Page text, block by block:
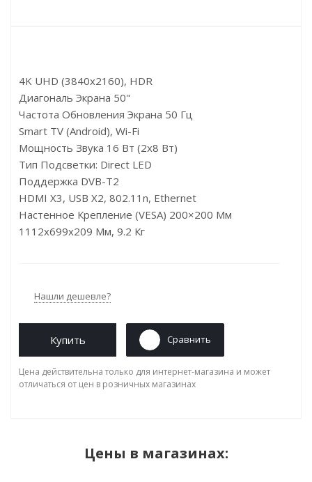
4K UHD (3840x2160), HDR
Диагональ Экрана 50"
Частота Обновления Экрана 50 Гц
Smart TV (Android), Wi-Fi
Мощность Звука 16 Вт (2x8 Вт)
Тип Подсветки: Direct LED
Поддержка DVB-T2
HDMI X3, USB X2, 802.11n, Ethernet
Настенное Крепление (VESA) 200×200 Мм
1112x699x209 Мм, 9.2 Кг
Нашли дешевле?
Купить Сравнить
Цена действительна только для интернет-магазина и может
отличаться от цен в розничных магазинах
Цены в магазинах: